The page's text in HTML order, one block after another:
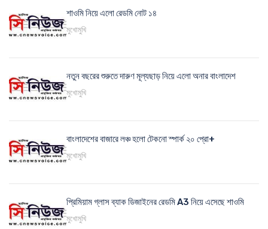
শাওমি নিয়ে এলো রেডমি নোট ১৪
মুখোমুখি
নতুন বছরের শুরুতে দারুণ মূল্যছাড় নিয়ে এলো অনার বাংলাদেশ
মুখোমুখি
বাংলাদেশের বাজারে লঞ্চ হলো টেকনো স্পার্ক ২০ প্রো+
মুখোমুখি
প্রিমিয়াম গ্লাস ব্যাক ডিজাইনের রেডমি A3 নিয়ে এসেছে শাওমি
মুখোমুখি